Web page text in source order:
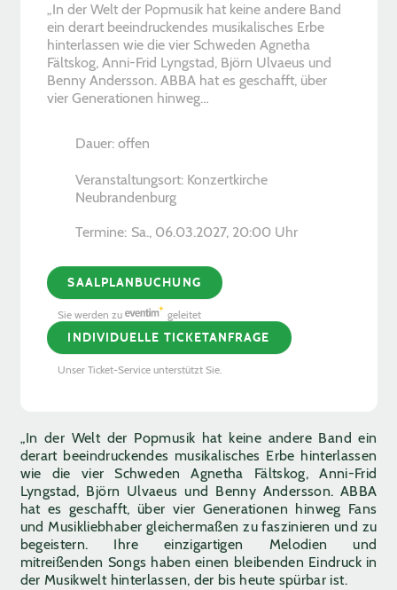
„In der Welt der Popmusik hat keine andere Band ein
derart beeindruckendes musikalisches Erbe hinterlassen
wie die vier Schweden Agnetha Fältskog, Anni-Frid
Lyngstad, Björn Ulvaeus und Benny Andersson. ABBA
hat es geschafft, über vier Generationen hinweg Fans
und Musikliebhaber gleichermaßen zu faszinieren und zu
begeistern. Ihre einzigartigen Melodien und
mitreißenden Songs haben einen bleibenden Eindruck in
der Musikwelt hinterlassen, der bis heute spürbar ist.
„In der Welt der Popmusik hat keine andere Band
ein derart beeindruckendes musikalisches Erbe
hinterlassen wie die vier Schweden Agnetha
Fältskog, Anni-Frid Lyngstad, Björn Ulvaeus und
Benny Andersson. ABBA hat es geschafft, über
vier Generationen hinweg…
Dauer: offen
Veranstaltungsort: Konzertkirche
Neubrandenburg
Termine: Sa., 06.03.2027, ­20:00 Uhr
SAALPLANBUCHUNG
Sie werden zu geleitet
INDIVIDUELLE TICKETANFRAGE
Unser Ticket-Service unterstützt Sie.